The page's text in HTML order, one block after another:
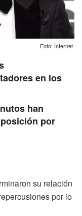
Foto: Internet.
en los
han
por
su relación
por lo